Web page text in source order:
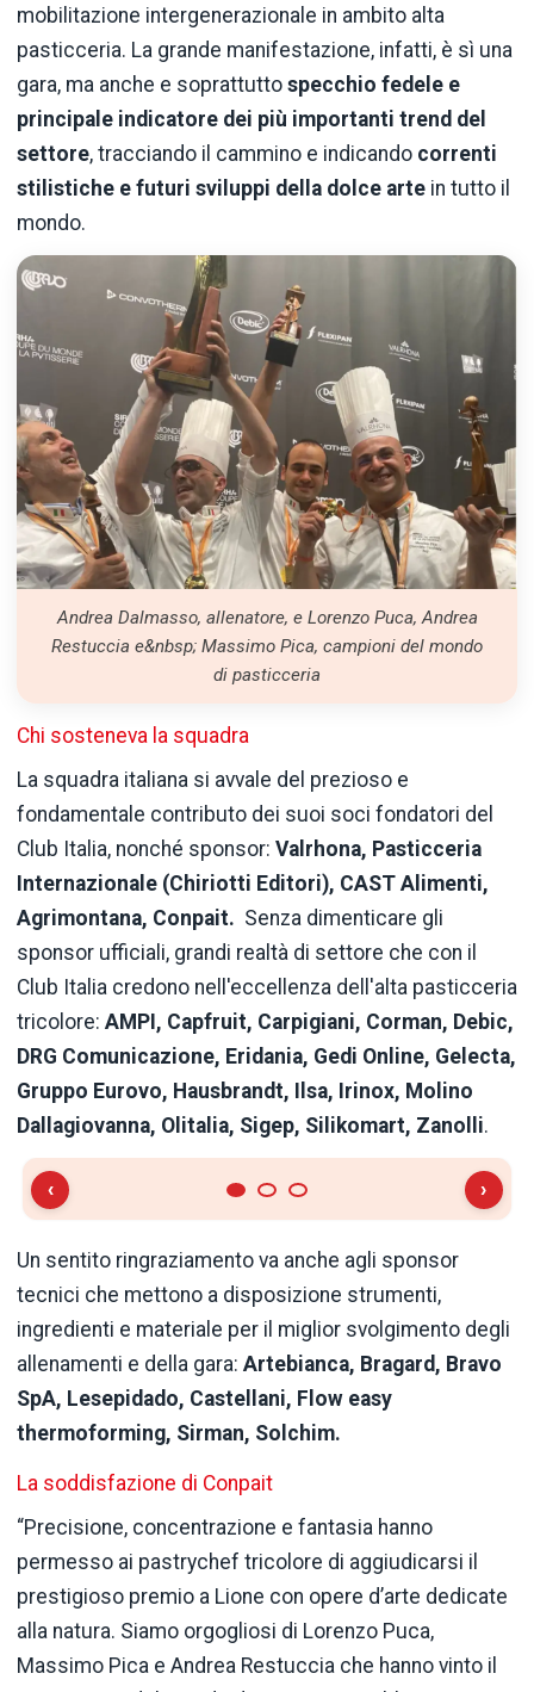
mobilitazione intergenerazionale in ambito alta
pasticceria. La grande manifestazione, infatti, è sì una
gara, ma anche e soprattutto specchio fedele e
principale indicatore dei più importanti trend del
settore, tracciando il cammino e indicando correnti
stilistiche e futuri sviluppi della dolce arte in tutto il
mondo.
Andrea Dalmasso, allenatore, e Lorenzo Puca, Andrea
Restuccia e&nbsp; Massimo Pica, campioni del mondo
di pasticceria
Chi sosteneva la squadra
La squadra italiana si avvale del prezioso e
fondamentale contributo dei suoi soci fondatori del
Club Italia, nonché sponsor: Valrhona, Pasticceria
Internazionale (Chiriotti Editori), CAST Alimenti,
Agrimontana, Conpait. Senza dimenticare gli
sponsor ufficiali, grandi realtà di settore che con il
Club Italia credono nell'eccellenza dell'alta pasticceria
tricolore: AMPI, Capfruit, Carpigiani, Corman, Debic,
DRG Comunicazione, Eridania, Gedi Online, Gelecta,
Gruppo Eurovo, Hausbrandt, Ilsa, Irinox, Molino
Dallagiovanna, Olitalia, Sigep, Silikomart, Zanolli.
‹ ›
Un sentito ringraziamento va anche agli sponsor
tecnici che mettono a disposizione strumenti,
ingredienti e materiale per il miglior svolgimento degli
allenamenti e della gara: Artebianca, Bragard, Bravo
SpA, Lesepidado, Castellani, Flow easy
thermoforming, Sirman, Solchim.
La soddisfazione di Conpait
“Precisione, concentrazione e fantasia hanno
permesso ai pastrychef tricolore di aggiudicarsi il
prestigioso premio a Lione con opere d’arte dedicate
alla natura. Siamo orgogliosi di Lorenzo Puca,
Massimo Pica e Andrea Restuccia che hanno vinto il